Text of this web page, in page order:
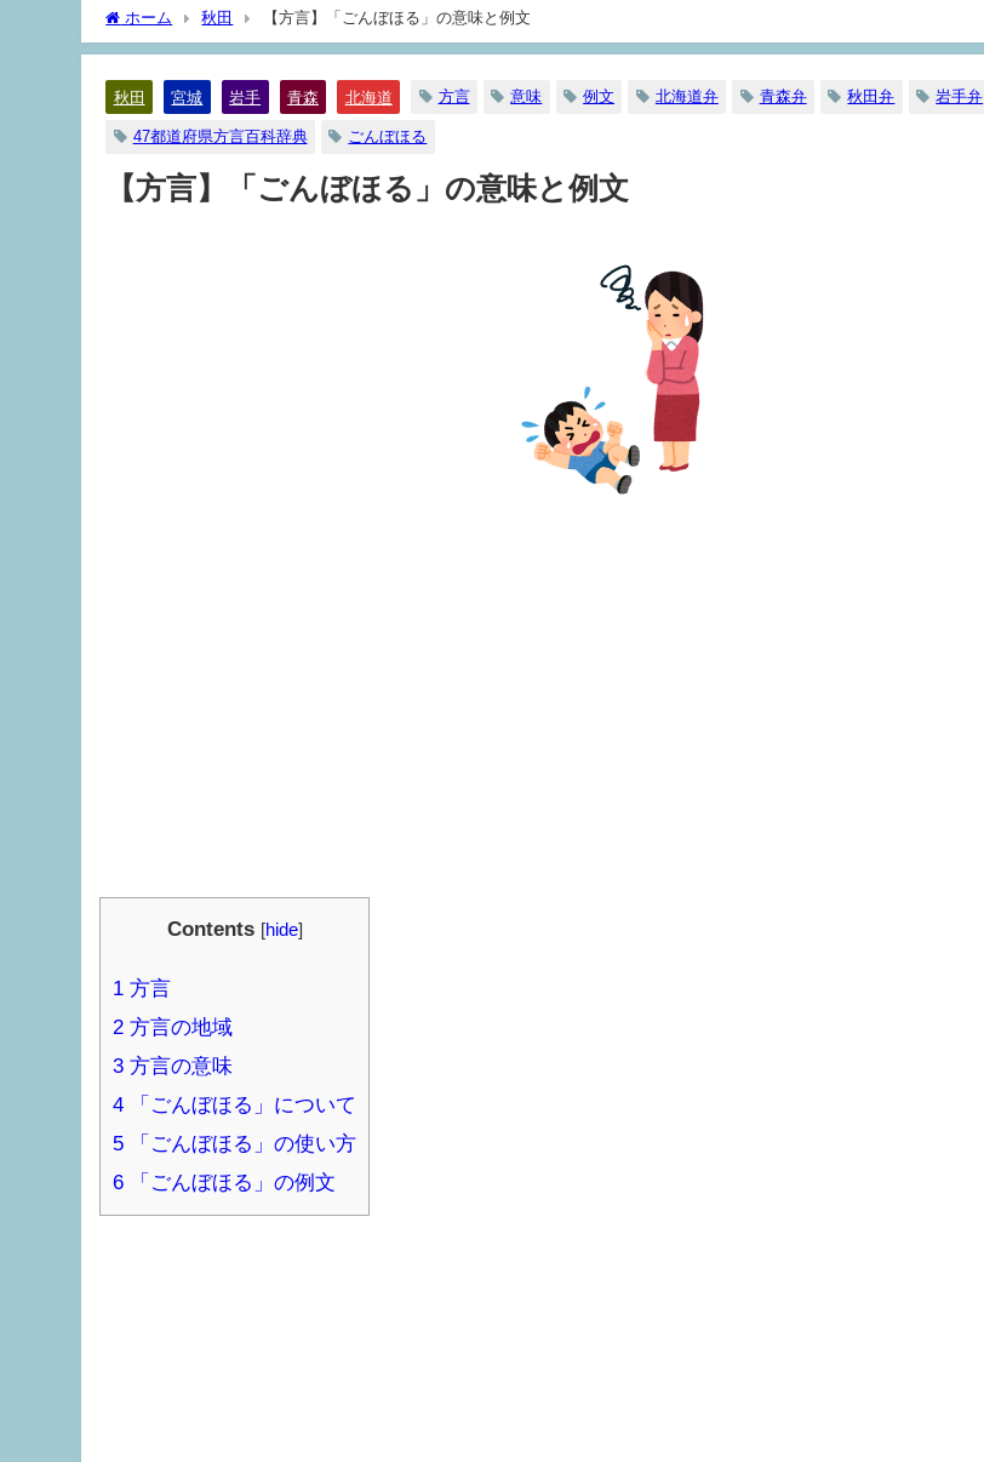
ホーム 秋田 【方言】「ごんぼほる」の意味と例文
秋田 宮城 岩手 青森 北海道 方言 意味 例文 北海道弁 青森弁 秋田弁 岩手弁
47都道府県方言百科辞典 ごんぼほる
【方言】「ごんぼほる」の意味と例文
Contents [hide]
1 方言
2 方言の地域
3 方言の意味
4 「ごんぼほる」について
5 「ごんぼほる」の使い方
6 「ごんぼほる」の例文